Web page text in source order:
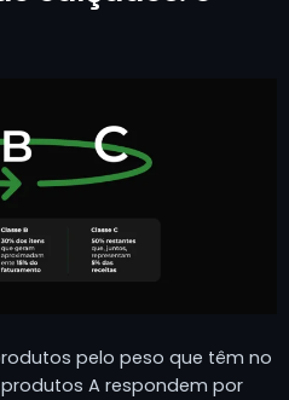
pelo peso que têm no
A respondem por